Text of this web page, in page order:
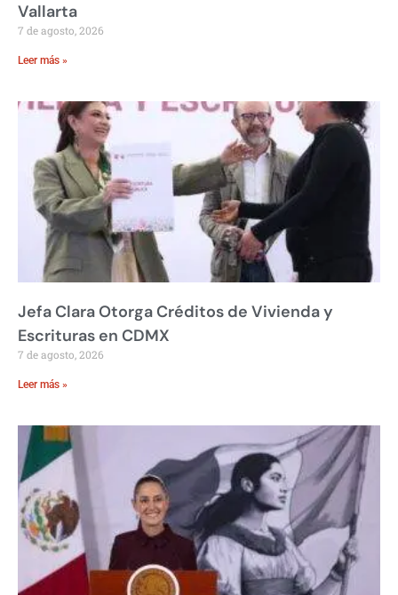
Vallarta
7 de agosto, 2026
Leer más »
Jefa Clara Otorga Créditos de Vivienda y
Escrituras en CDMX
7 de agosto, 2026
Leer más »